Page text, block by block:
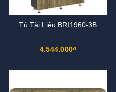
Tủ Tài Liệu BRI1960-3B
4.544.000₫